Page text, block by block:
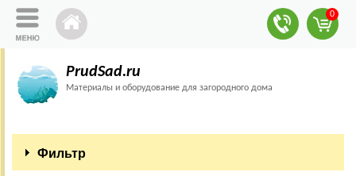
0
PrudSad.ru
Материалы и оборудование для загородного дома
Фильтр